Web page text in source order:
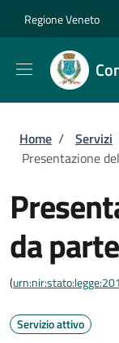
Regione Veneto
Briciole
Home / Servizi
Presentazione
da
(
Servizio attivo